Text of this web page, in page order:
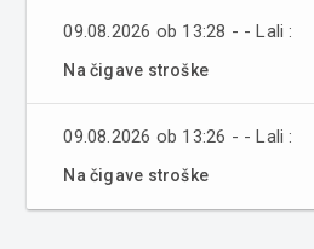
09.08.2026 ob 13:28 - - Lali :
Na čigave stroške
09.08.2026 ob 13:26 - - Lali :
Na čigave stroške